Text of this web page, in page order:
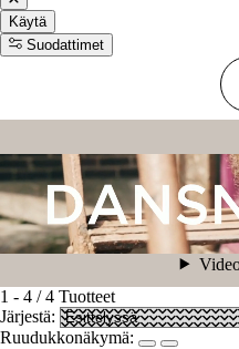
Käytä
Suodattimet
1 - 4 / 4 Tuotteet
Järjestä:
Ruudukkonäkymä: